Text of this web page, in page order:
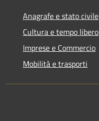
Anagrafe e stato civile
Cultura e tempo libero
Imprese e Commercio
Mobilità e trasporti